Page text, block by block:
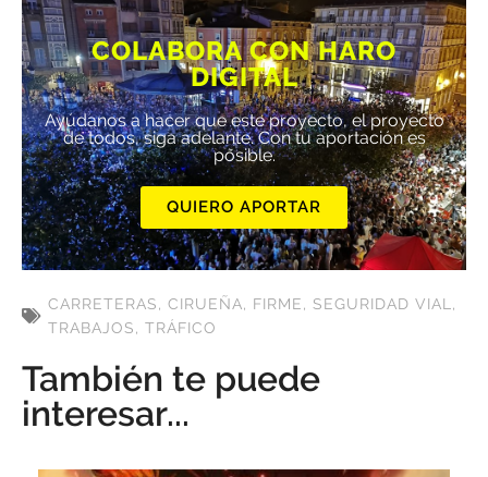
COLABORA CON HARO
DIGITAL
Ayúdanos a hacer que este proyecto, el proyecto
de todos, siga adelante. Con tu aportación es
posible.
QUIERO APORTAR
CARRETERAS, CIRUEÑA, FIRME, SEGURIDAD VIAL ,
TRABAJOS, TRÁFICO
También te puede
interesar...